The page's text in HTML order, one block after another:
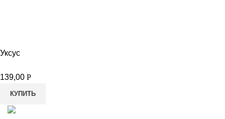
Уксус
139,00 Р
КУПИТЬ